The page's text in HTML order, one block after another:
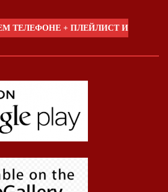
ТЕЛЕФОНЕ + ПЛЕЙЛИСТ И